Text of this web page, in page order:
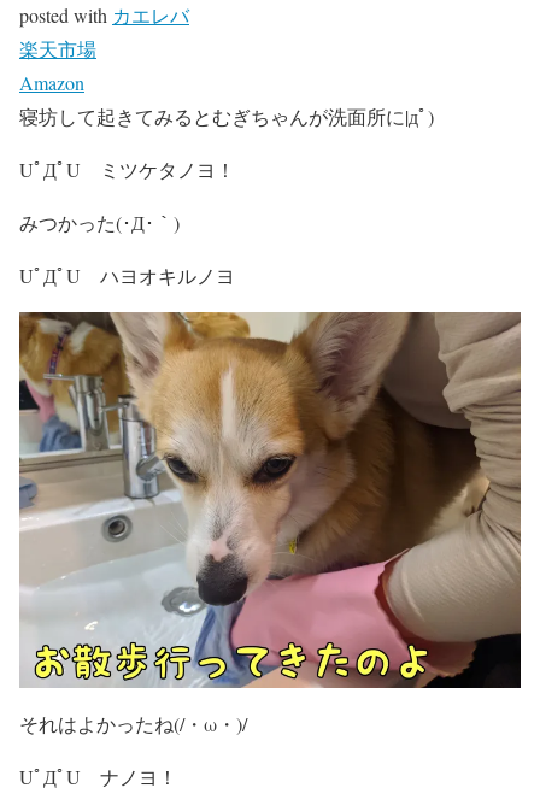
posted with カエレバ
楽天市場
Amazon
寝坊して起きてみるとむぎちゃんが洗面所に|дﾟ)
UﾟДﾟU ミツケタノヨ！
みつかった(･Д･｀)
UﾟДﾟU ハヨオキルノヨ
それはよかったね(/・ω・)/
UﾟДﾟU ナノヨ！